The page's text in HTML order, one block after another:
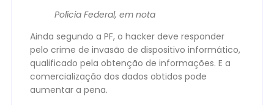
Polícia Federal, em nota
Ainda segundo a PF, o hacker deve responder
pelo crime de invasão de dispositivo informático,
qualificado pela obtenção de informações. E a
comercialização dos dados obtidos pode
aumentar a pena.